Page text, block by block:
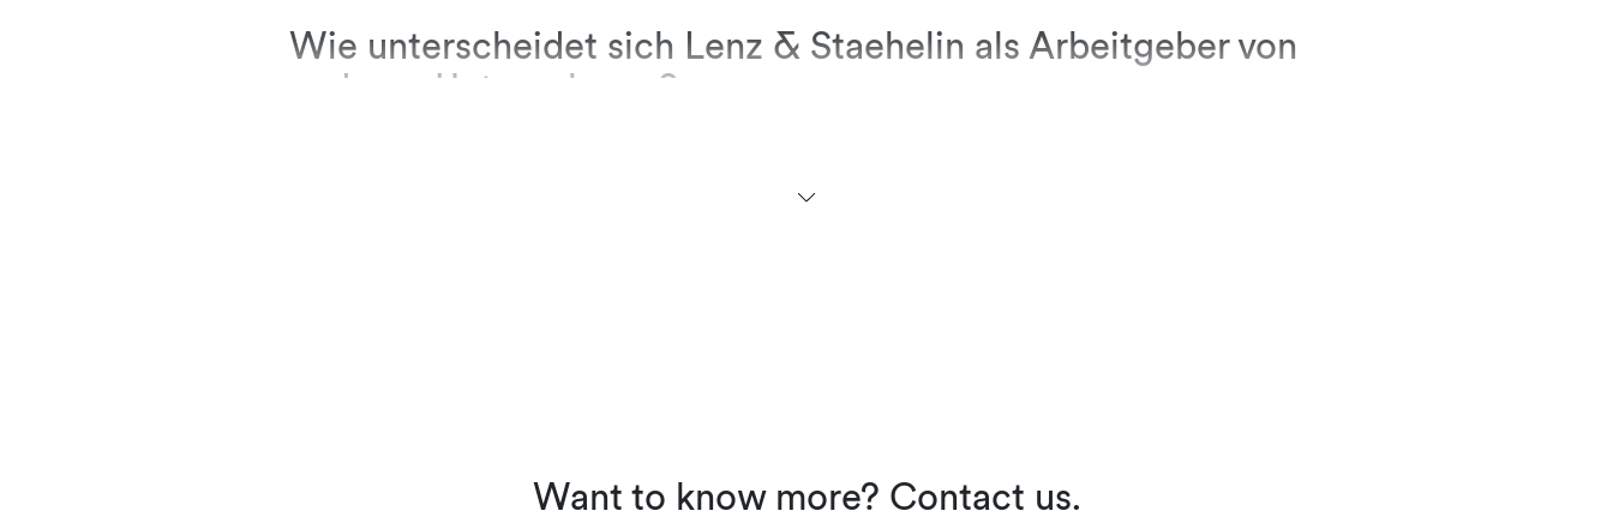
Wie unterscheidet sich Lenz & Staehelin als Arbeitgeber von
anderen Unternehmen?
aufgrund meines Werdeganges nicht machen. Mir gefällt bei
Bewerbenden geben, die generell eine Partnerschaft
Want to know more? Contact us.